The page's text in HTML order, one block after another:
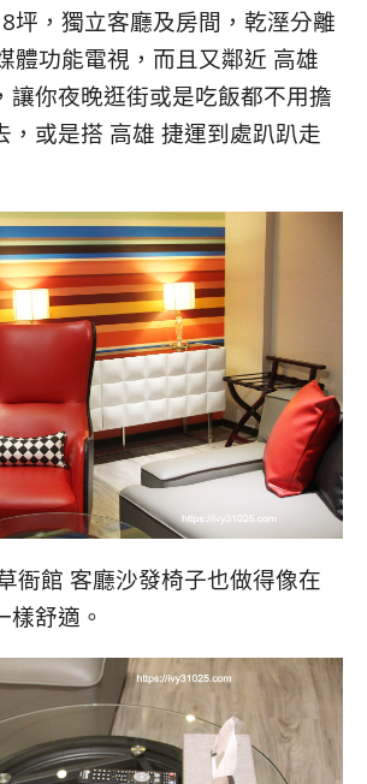
坪，獨立客廳及房間，乾溼分離
體功能電視，而且又鄰近 高雄
讓你夜晚逛街或是吃飯都不用擔
，或是搭 高雄 捷運到處趴趴走
衙館 客廳沙發椅子也做得像在
樣舒適。